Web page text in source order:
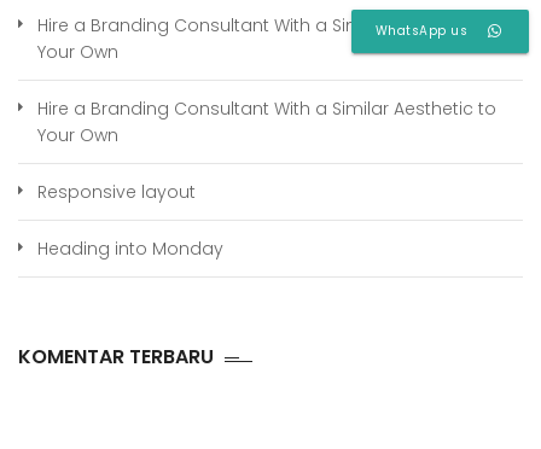
Hire a Branding Consultant With a Similar Aesthetic to
Your Own
Hire a Branding Consultant With a Similar Aesthetic to
Your Own
Responsive layout
Heading into Monday
KOMENTAR TERBARU
WhatsApp us